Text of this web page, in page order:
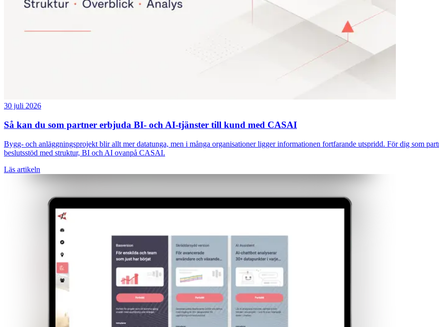
30 juli 2026
Så kan du som partner erbjuda BI- och AI-tjänster till kund med CASAI
Bygg- och anläggningsprojekt blir allt mer datatunga, men i många organisationer ligger informationen fortfarande utspridd. För dig som
beslutsstöd med struktur, BI och AI ovanpå CASAI.
Läs artikeln